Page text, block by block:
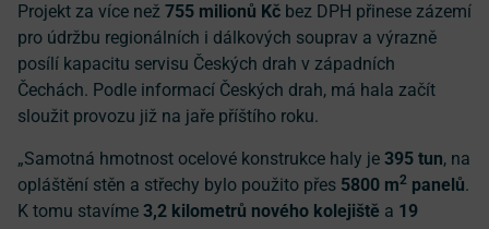
Projekt za více než 755 milionů Kč bez DPH přinese zázemí
pro údržbu regionálních i dálkových souprav a výrazně
posílí kapacitu servisu Českých drah v západních
Čechách. Podle informací Českých drah, má hala začít
sloužit provozu již na jaře příštího roku.
„Samotná hmotnost ocelové konstrukce haly je 395 tun, na
opláštění stěn a střechy bylo použito přes 5800 m2 panelů.
K tomu stavíme 3,2 kilometrů nového kolejiště a 19